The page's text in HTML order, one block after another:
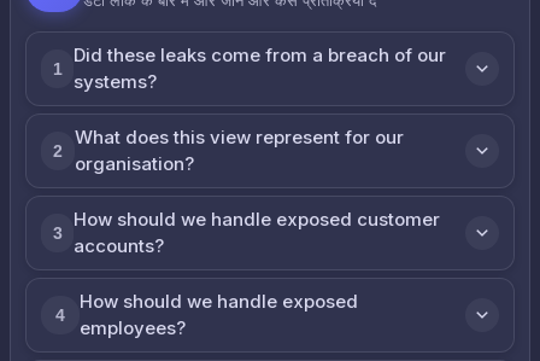
1
Did these leaks come from a breach of our
systems?
2
What does this view represent for our
organisation?
3
How should we handle exposed customer
accounts?
4
How should we handle exposed
employees?